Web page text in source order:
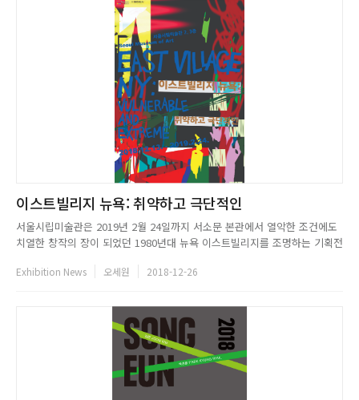
이스트빌리지 뉴욕: 취약하고 극단적인
서울시립미술관은 2019년 2월 24일까지 서소문 본관에서 열악한 조건에도
치열한 창작의 장이 되었던 1980년대 뉴욕 이스트빌리지를 조명하는 기획전
년대 이스트빌리지에서 활동하던 작가들의 실존적 삶에 주목하 고, 예술 활
Exhibition News 오세원 2018-12-26